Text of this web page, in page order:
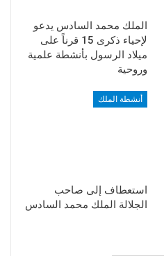
الملك محمد السادس يدعو
لإحياء ذكرى 15 قرناً على
ميلاد الرسول بأنشطة علمية
وروحية
أنشطة الملك
استعطاف إلى صاحب
الجلالة الملك محمد السادس